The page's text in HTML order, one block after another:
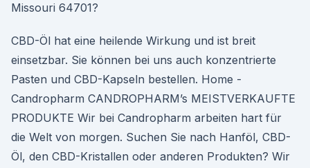
Missouri 64701?
CBD-Öl hat eine heilende Wirkung und ist breit
einsetzbar. Sie können bei uns auch konzentrierte
Pasten und CBD-Kapseln bestellen. Home -
Candropharm CANDROPHARM’s MEISTVERKAUFTE
PRODUKTE Wir bei Candropharm arbeiten hart für
die Welt von morgen. Suchen Sie nach Hanföl, CBD-
Öl, den CBD-Kristallen oder anderen Produkten? Wir